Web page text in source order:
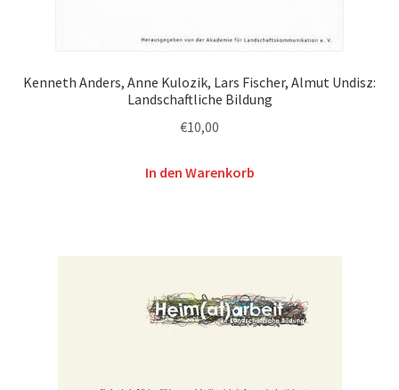
Kenneth Anders, Anne Kulozik, Lars Fischer, Almut Undisz:
Landschaftliche Bildung
€10,00
In den Warenkorb